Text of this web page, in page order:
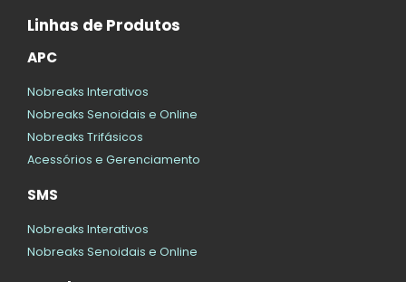
Linhas de Produtos
APC
Nobreaks Interativos
Nobreaks Senoidais e Online
Nobreaks Trifásicos
Acessórios e Gerenciamento
SMS
Nobreaks Interativos
Nobreaks Senoidais e Online